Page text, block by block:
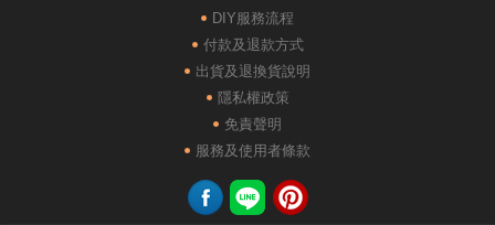
POLONE1純棉短袖POLO AG28000落肩重磅精梳棉
DIY服務流程
付款及退款方式
出貨及退換貨說明
隱私權政策
免責聲明
服務及使用者條款